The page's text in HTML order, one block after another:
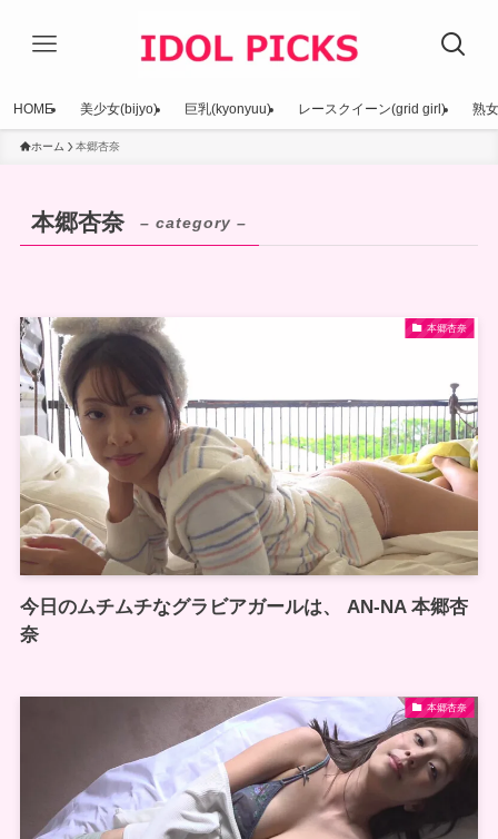
HOME 美少女(bijyo) 巨乳(kyonyuu) レースクイーン(grid girl) 熟
ホーム 本郷杏奈
本郷杏奈 – category –
本郷杏奈
今日のムチムチなグラビアガールは、 AN-NA 本郷杏
奈
本郷杏奈